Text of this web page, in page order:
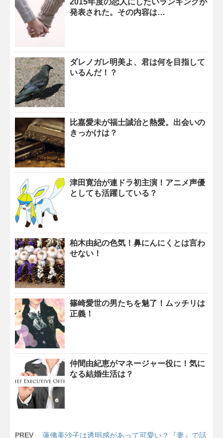
発表された。その内容は…
ダレノガレ明美よ、君は何を目指して
いるんだ！？
比嘉愛未が福士誠治と熱愛。出会いの
きっかけは？
津田寛治が連ドラ初主演！アニメ声優
としても活躍している？
柏木由紀の色気！鼻にんにくとは言わ
せない！
篠崎愛世の男たちを魅了！ムッチリは
正義！
仲間由紀恵がマネージャー役に！気に
なる結婚生活は？
PREV
蓮佛美沙子は透明感があって可愛い？『妻』で話